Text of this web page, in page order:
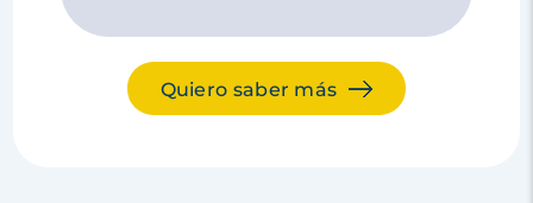
Quiero saber más